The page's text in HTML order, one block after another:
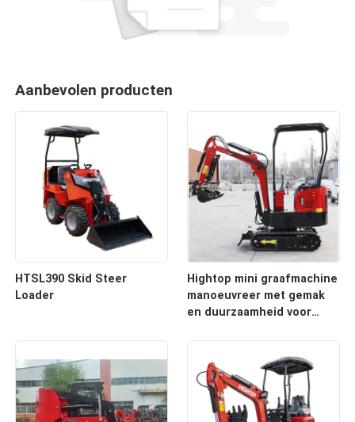
Aanbevolen producten
HTSL390 Skid Steer
Loader
Hightop mini graafmachine
manoeuvreer met gemak
en duurzaamheid voor